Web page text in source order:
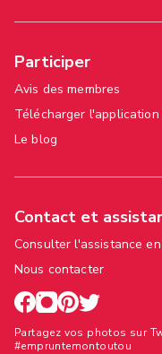
Participer
Avis des membres
Télécharger l'application
Le blog
Contact et
Consulter l'assistance
Nous contacter
Partagez vos photos sur
#empruntemontoutou